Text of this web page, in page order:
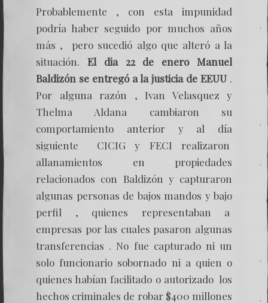
Probablemente , con esta impunidad
podría haber seguido por muchos años
más , pero sucedió algo que alteró a la
situación. El dia 22 de enero Manuel
Baldizón se entregó a la justicia de EEUU .
Por alguna razón , Ivan Velasquez y
Thelma Aldana cambiaron su
comportamiento anterior y al día
siguiente CICIG y FECI realizaron
allanamientos en propiedades
relacionados con Baldizón y capturaron
algunas personas de bajos mandos y bajo
perfil , quienes representaban a
empresas por las cuales pasaron algunas
transferencias . No fue capturado ni un
solo funcionario sobornado ni a quien o
quienes habían facilitado o autorizado los
hechos criminales de robar $400 millones